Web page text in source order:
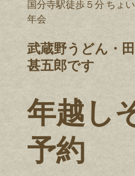
国分寺駅徒歩５分 ちょ
年会
武蔵野うどん・
甚五郎です
年越し
予約